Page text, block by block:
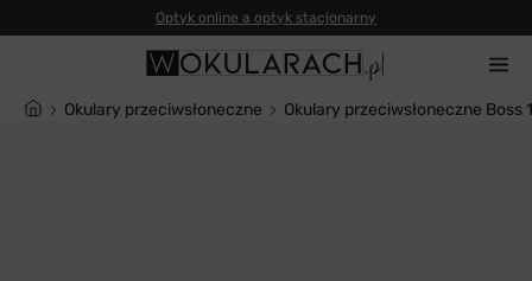
Okulary przeciwsłoneczne Okulary przeciwsłoneczne Boss